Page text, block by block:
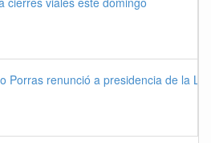
Porras renunció a presidencia de la